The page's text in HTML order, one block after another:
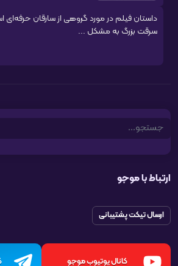
داستان فیلم در مورد گروهی از سارقان
سرقت بزرگ به مشکل ...
Search
ارتباط با موجو
ارسال تیکت پشتیبانی
کانال یوتیوب موجو